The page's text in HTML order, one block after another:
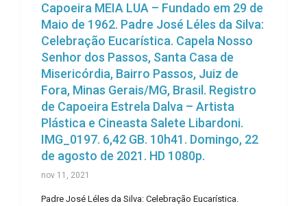
Capoeira MEIA LUA – Fundado em 29 de
Maio de 1962. Padre José Léles da Silva:
Celebração Eucarística. Capela Nosso
Senhor dos Passos, Santa Casa de
Misericórdia, Bairro Passos, Juiz de
Fora, Minas Gerais/MG, Brasil. Registro
de Capoeira Estrela Dalva – Artista
Plástica e Cineasta Salete Libardoni.
IMG_0197. 6,42 GB. 10h41. Domingo, 22
de agosto de 2021. HD 1080p.
nov 11, 2021
Padre José Léles da Silva: Celebração Eucarística.